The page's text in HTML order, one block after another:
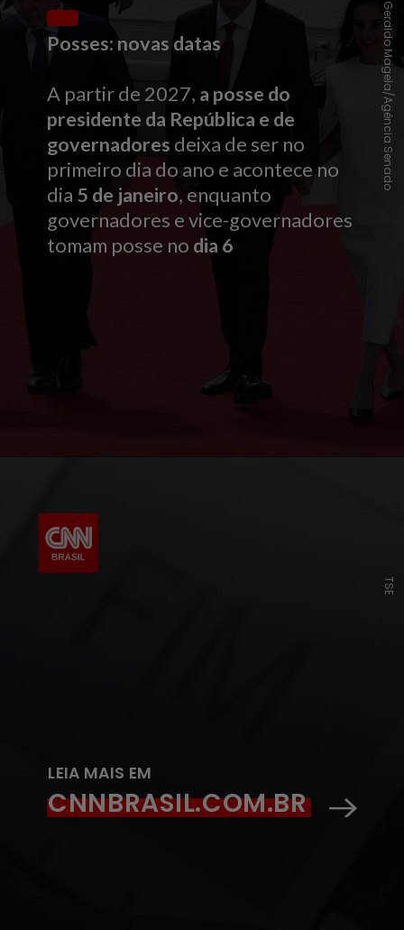
Posses: novas datas
A partir de 2027, a posse do
presidente da República e de
governadores deixa de ser no
primeiro dia do ano e acontece no
dia 5 de janeiro, enquanto
governadores e vice-governadores
tomam posse no dia 6
Geraldo Magela/Agência Senado
LEIA MAIS EM
CNNBRASIL.COM.BR
TSE